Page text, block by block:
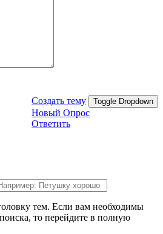
Создать тему Toggle Dropdown
Новый Опрос
Ответить
тем. Если вам необходимы
то перейдите в полную